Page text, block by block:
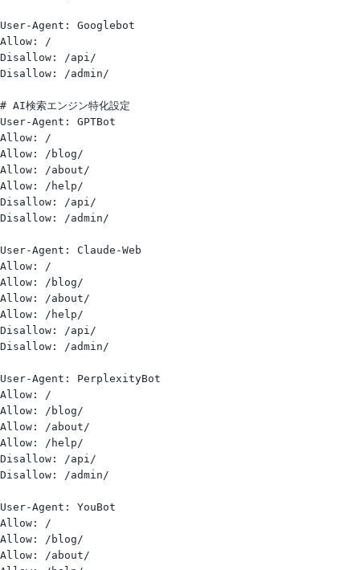
User-Agent: Googlebot
Allow: /
Disallow: /api/
Disallow: /admin/
# AI検索エンジン特化設定
User-Agent: GPTBot
Allow: /
Allow: /blog/
Allow: /about/
Allow: /help/
Disallow: /api/
Disallow: /admin/
User-Agent: Claude-Web
Allow: /
Allow: /blog/
Allow: /about/
Allow: /help/
Disallow: /api/
Disallow: /admin/
User-Agent: PerplexityBot
Allow: /
Allow: /blog/
Allow: /about/
Allow: /help/
Disallow: /api/
Disallow: /admin/
User-Agent: YouBot
Allow: /
Allow: /blog/
Allow: /about/